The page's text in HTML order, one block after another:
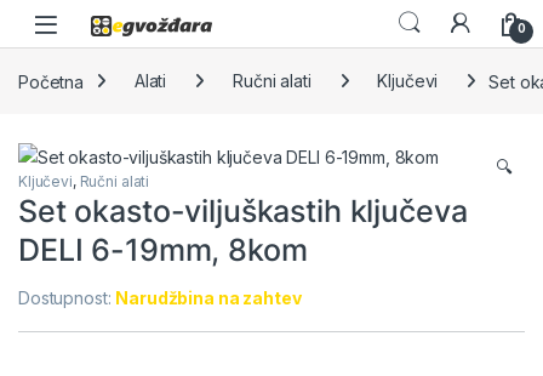
Skip to navigation
Skip to content
0
Početna Alati Ručni alati Ključevi Set
🔍
Ključevi, Ručni alati
Set okasto-viljuškastih ključeva
DELI 6-19mm, 8kom
Dostupnost: Narudžbina na zahtev